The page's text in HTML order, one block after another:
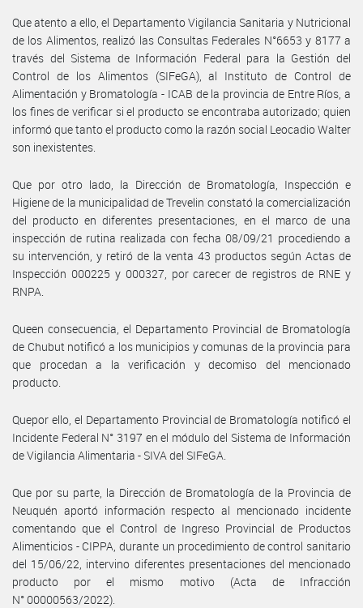
Que atento a ello, el Departamento Vigilancia Sanitaria y Nutricional
de los Alimentos, realizó las Consultas Federales N°6653 y 8177 a
través del Sistema de Información Federal para la Gestión del
Control de los Alimentos (SIFeGA), al Instituto de Control de
Alimentación y Bromatología - ICAB de la provincia de Entre Ríos, a
los fines de verificar si el producto se encontraba autorizado; quien
informó que tanto el producto como la razón social Leocadio Walter
son inexistentes.
Que por otro lado, la Dirección de Bromatología, Inspección e
Higiene de la municipalidad de Trevelin constató la comercialización
del producto en diferentes presentaciones, en el marco de una
inspección de rutina realizada con fecha 08/09/21 procediendo a
su intervención, y retiró de la venta 43 productos según Actas de
Inspección 000225 y 000327, por carecer de registros de RNE y
RNPA.
Queen consecuencia, el Departamento Provincial de Bromatología
de Chubut notificó a los municipios y comunas de la provincia para
que procedan a la verificación y decomiso del mencionado
producto.
Quepor ello, el Departamento Provincial de Bromatología notificó el
Incidente Federal N° 3197 en el módulo del Sistema de Información
de Vigilancia Alimentaria - SIVA del SIFeGA.
Que por su parte, la Dirección de Bromatología de la Provincia de
Neuquén aportó información respecto al mencionado incidente
comentando que el Control de Ingreso Provincial de Productos
Alimenticios - CIPPA, durante un procedimiento de control sanitario
del 15/06/22, intervino diferentes presentaciones del mencionado
producto por el mismo motivo (Acta de Infracción
N° 00000563/2022).